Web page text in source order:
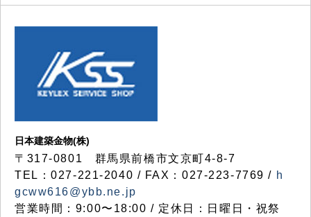
日本建築金物(株)
〒317‐0801 群馬県前橋市文京町4-8-7
TEL：027-221-2040 / FAX：027-223-7769 / h
gcww616@ybb.ne.jp
営業時間：9:00〜18:00 / 定休日：日曜日・祝祭